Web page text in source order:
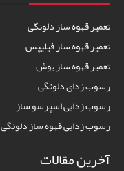
تعمیر قهوه ساز دلونگی
تعمیر قهوه ساز فیلیپس
تعمیر قهوه ساز بوش
رسوب زدای دلونگی
رسوب زدایی اسپرسو ساز
رسوب زدایی قهوه ساز دلونگی
آخرین مقالات